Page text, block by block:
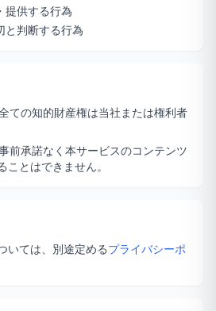
提供する行為
と判断する行為
ての知的財産権は当社または権利者
前承諾なく本サービスのコンテンツ
とはできません。
いては、別途定めるプライバシーポ